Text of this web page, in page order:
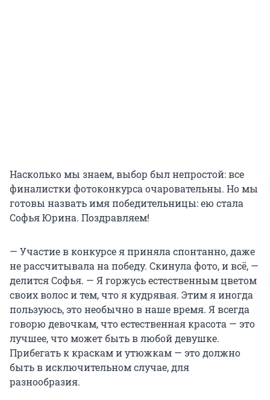
Насколько мы знаем, выбор был непростой: все
финалистки фотоконкурса очаровательны. Но мы
готовы назвать имя победительницы: ею стала
Софья Юрина. Поздравляем!
— Участие в конкурсе я приняла спонтанно, даже
не рассчитывала на победу. Скинула фото, и всё, —
делится Софья. — Я горжусь естественным цветом
своих волос и тем, что я кудрявая. Этим я иногда
пользуюсь, это необычно в наше время. Я всегда
говорю девочкам, что естественная красота — это
лучшее, что может быть в любой девушке.
Прибегать к краскам и утюжкам — это должно
быть в исключительном случае, для
разнообразия.